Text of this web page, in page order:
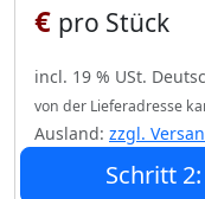
€ pro Stück
incl. 19 % USt.
von der Lieferadresse
Ausland: zzgl.
Schritt